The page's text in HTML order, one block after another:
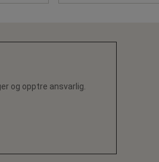
og opptre ansvarlig.